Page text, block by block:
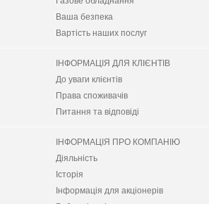
Ваша безпека
Вартість наших послуг
ІНФОРМАЦІЯ ДЛЯ КЛІЄНТІВ
До уваги клієнтів
Права споживачів
Питання та відповіді
ІНФОРМАЦІЯ ПРО КОМПАНІЮ
Діяльність
Історія
Інформація для акціонерів